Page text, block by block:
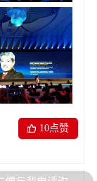
10点赞
你们方便与我电话沟通吗